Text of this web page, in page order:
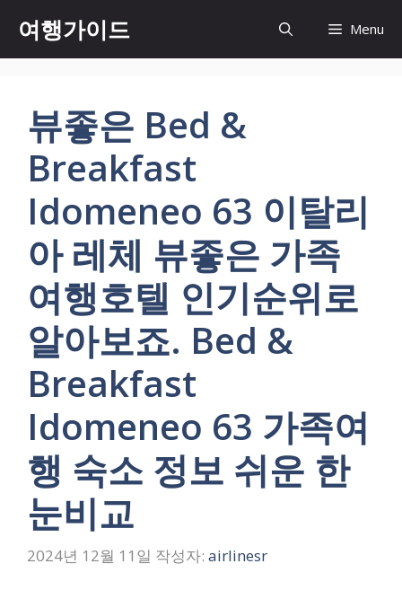
츠
여행가이드 Menu
뷰좋은 Bed &
Breakfast
Idomeneo 63 이탈리
아 레체 뷰좋은 가족
여행호텔 인기순위로
알아보죠. Bed &
Breakfast
Idomeneo 63 가족여
행 숙소 정보 쉬운 한
눈비교
2024년 12월 11일 작성자: airlinesr